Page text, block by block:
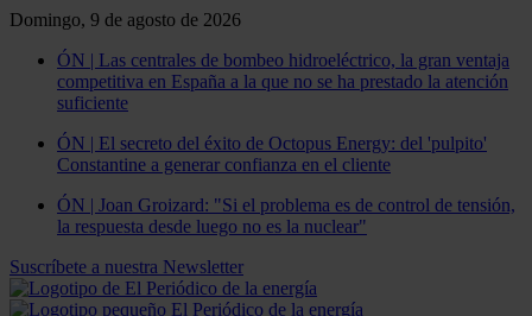
Domingo, 9 de agosto de 2026
ÓN | Las centrales de bombeo hidroeléctrico, la gran ventaja
competitiva en España a la que no se ha prestado la atención
suficiente
ÓN | El secreto del éxito de Octopus Energy: del 'pulpito'
Constantine a generar confianza en el cliente
ÓN | Joan Groizard: "Si el problema es de control de tensión,
la respuesta desde luego no es la nuclear"
Suscríbete a nuestra Newsletter